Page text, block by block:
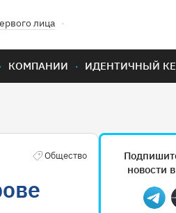
лица
КОМПАНИИ ИДЕНТИЧНЫЙ
Общество
новости